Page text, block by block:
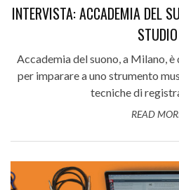
INTERVISTA: ACCADEMIA DEL
STUDIO
Accademia del suono, a Milano,
per imparare a uno strumento
tecniche di
READ